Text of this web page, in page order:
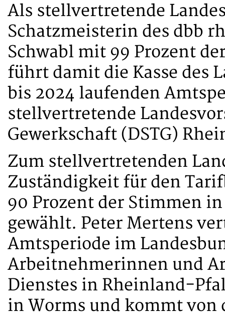
Als stellvertretende
Schatzmeisterin des dbb
Schwabl mit 99 Prozent
führt damit die Kasse des
bis 2024 laufenden
stellvertretende
Gewerkschaft (DSTG)
Zum stellvertretenden
Zuständigkeit für den
90 Prozent der Stimmen
gewählt. Peter Mertens
Amtsperiode im
Arbeitnehmerinnen und
Dienstes in Rheinland-
in Worms und kommt von